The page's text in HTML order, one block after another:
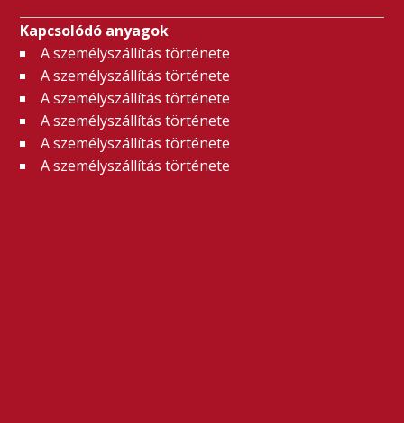
Kapcsolódó anyagok
A személyszállítás története
A személyszállítás története
A személyszállítás története
A személyszállítás története
A személyszállítás története
A személyszállítás története